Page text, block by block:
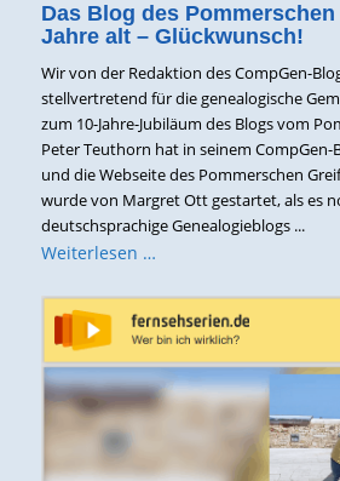
Das Blog des
Jahre alt – Glückwunsch!
Wir von der Redaktion des CompGen-
stellvertretend für die genealogische
zum 10-Jahre-Jubiläum des Blogs vom
Peter Teuthorn hat in seinem CompGen-
und die Webseite des Pommerschen
wurde von Margret Ott gestartet, als es
deutschsprachige Genealogieblogs ...
Weiterlesen …